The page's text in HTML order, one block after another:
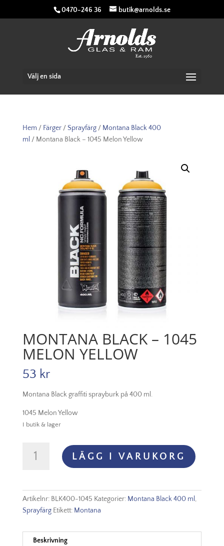
0470-246 36 butik@arnolds.se
Välj en sida
Hem / Färger/ Sprayfärg/ Montana Black 400
ml / Montana Black – 1045 Melon Yellow
MONTANA BLACK – 1045
MELON YELLOW
53 kr
Montana Black graffiti sprayburk på 400 ml.
1045 Melon Yellow
I butik & lager
Black
Melon
Yellow
mängd
LÄGG I VARUKORG
Artikelnr: BLK400-1045 Kategorier: Montana Black 400 ml,
Sprayfärg Etikett: Montana
Beskrivning